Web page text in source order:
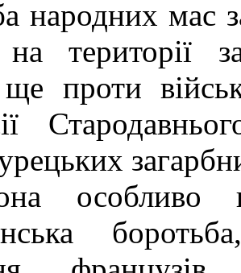
народних мас
території
проти
особливо